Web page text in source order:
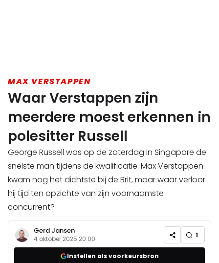
MAX VERSTAPPEN
Waar Verstappen zijn
meerdere moest erkennen in
polesitter Russell
George Russell was op de zaterdag in Singapore de
snelste man tijdens de kwalificatie. Max Verstappen
kwam nog het dichtste bij de Brit, maar waar verloor
hij tijd ten opzichte van zijn voornaamste
concurrent?
Gerd Jansen
4 oktober 2025 20:00 1
Instellen als voorkeursbron